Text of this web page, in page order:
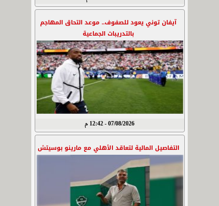
آيفان توني يعود للصفوف.. موعد التحاق المهاجم
بالتدريبات الجماعية
07/08/2026 - 12:42 م
التفاصيل المالية لتعاقد الأهلي مع مارينو بوسيتش